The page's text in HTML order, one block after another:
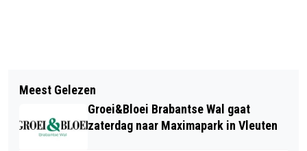
DE NATIONALE VOORLEESDAGEN:
“VOORLEZEN BELEEF JE SAMEN”
EEN DAG RONDOM SCHOLEN,
SYSTEMEN EN UITVAL VOOR OUDERS
EN JONGEREN
Meest Gelezen
Groei&Bloei Brabantse Wal gaat
zaterdag naar Maximapark in Vleuten